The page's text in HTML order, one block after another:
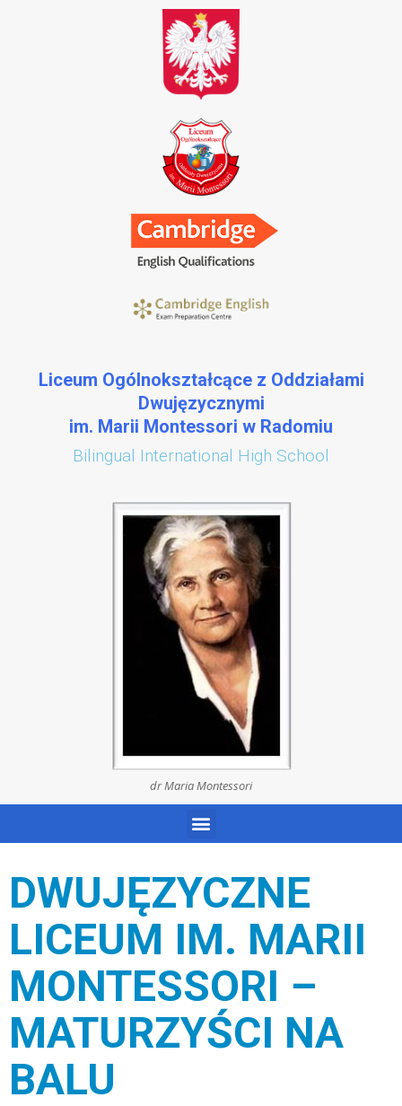
Liceum Ogólnokształcące z Oddziałami
Dwujęzycznymi
im. Marii Montessori w Radomiu
Bilingual International High School
dr Maria Montessori
DWUJĘZYCZNE
LICEUM IM. MARII
MONTESSORI –
MATURZYŚCI NA
BALU